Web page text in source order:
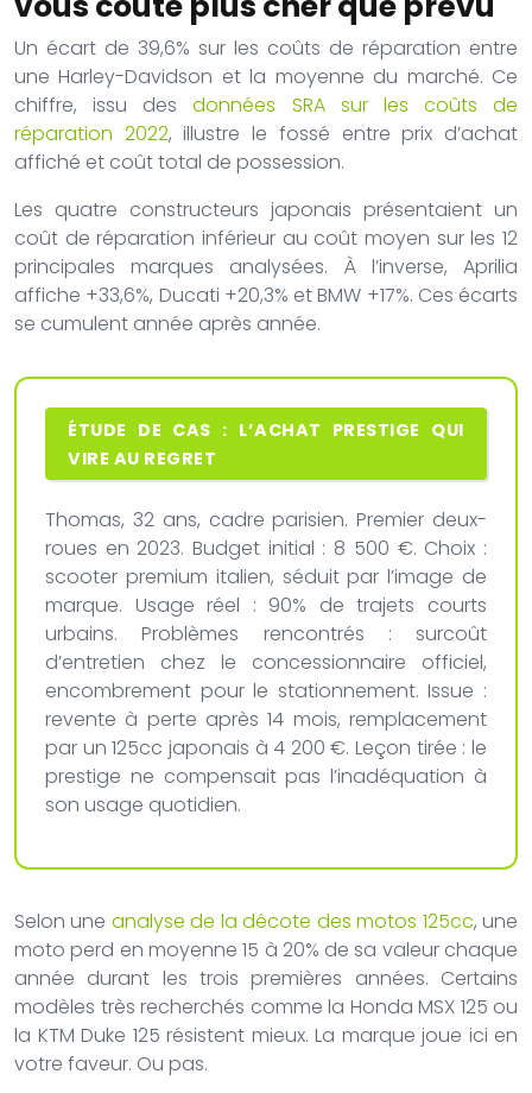
Un écart de 39,6% sur les coûts de réparation entre
une Harley-Davidson et la moyenne du marché. Ce
chiffre, issu desdonnées SRA sur les coûts de
réparation 2022, illustre le fossé entre prix d’achat
affiché et coût total de possession.
Les quatre constructeurs japonais présentaient un
coût de réparation inférieur au coût moyen sur les 12
principales marques analysées. À l’inverse, Aprilia
affiche +33,6%, Ducati +20,3% et BMW +17%. Ces écarts
se cumulent année après année.
ÉTUDE DE CAS : L’ACHAT PRESTIGE QUI
VIRE AU REGRET
Thomas, 32 ans, cadre parisien. Premier deux-
roues en 2023. Budget initial : 8 500 €. Choix :
scooter premium italien, séduit par l’image de
marque. Usage réel : 90% de trajets courts
urbains. Problèmes rencontrés : surcoût
d’entretien chez le concessionnaire officiel,
encombrement pour le stationnement. Issue :
revente à perte après 14 mois, remplacement
par un 125cc japonais à 4 200 €. Leçon tirée : le
prestige ne compensait pas l’inadéquation à
son usage quotidien.
Selon une analyse de la décote des motos 125cc, une
moto perd en moyenne 15 à 20% de sa valeur chaque
année durant les trois premières années. Certains
modèles très recherchés comme la Honda MSX 125 ou
la KTM Duke 125 résistent mieux. La marque joue ici en
votre faveur. Ou pas.